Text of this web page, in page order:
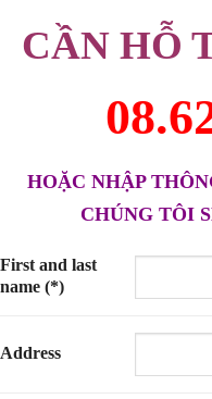
CẦN HỖ
HOẶC NHẬP
CHÚNG TÔI
First and last
name (*)
Address